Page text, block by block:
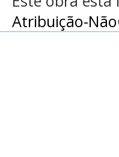
Atribuição-